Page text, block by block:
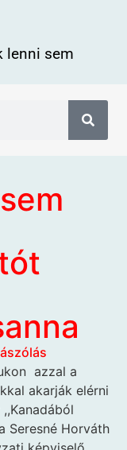
lenni sem
azzal a
akarják elérni
Seresné Horváth